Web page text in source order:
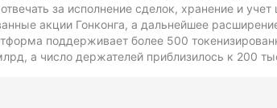
за исполнение сделок, хранение и
акции Гонконга, а дальнейшее
поддерживает более 500
а число держателей приблизилось к 200